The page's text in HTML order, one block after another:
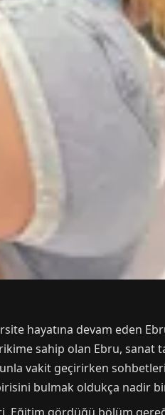
hayatına devam eden
sahip olan Ebru, sanat
vakit geçirirken
bulmak oldukça nadir